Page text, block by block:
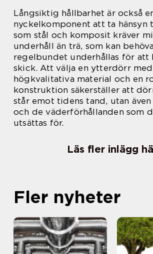
Långsiktig hållbarhet är också
nyckelkomponent att ta hänsyn
som stål och komposit kräver
underhåll än trä, som kan behöva
regelbundet underhållas för att
skick. Att välja en ytterdörr med
högkvalitativa material och en
konstruktion säkerställer att
står emot tidens tand, utan
och de väderförhållanden som
utsättas för.
Läs fler inlägg
Fler nyheter